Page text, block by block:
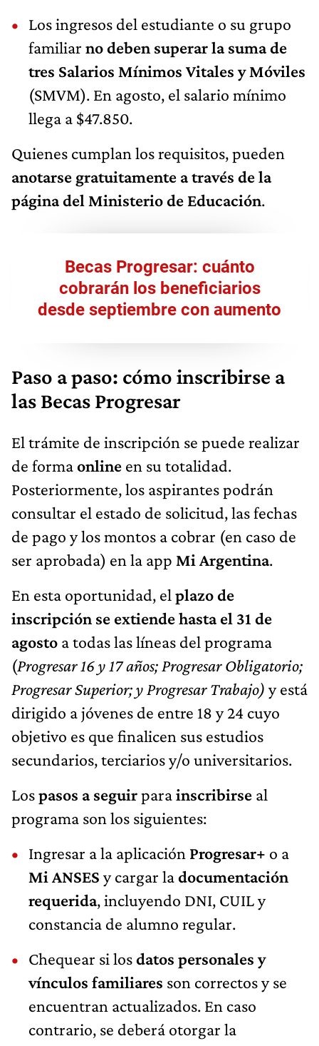
Los ingresos del estudiante o su grupo
familiar no deben superar la suma de
tres Salarios Mínimos Vitales y Móviles
(SMVM). En agosto, el salario mínimo
llega a $47.850.
Quienes cumplan los requisitos, pueden
anotarse gratuitamente a través de la
página del Ministerio de Educación.
Becas Progresar: cuánto
cobrarán los beneficiarios
desde septiembre con aumento
Paso a paso: cómo inscribirse a
las Becas Progresar
El trámite de inscripción se puede realizar
de formaonline en su totalidad.
Posteriormente, los aspirantes podrán
consultar el estado de solicitud, las fechas
de pago y los montos a cobrar (en caso de
ser aprobada) en la app Mi Argentina.
En esta oportunidad, el plazo de
inscripción se extiende hasta el 31 de
agosto a todas las líneas del programa
(Progresar 16 y 17 años; Progresar Obligatorio;
Progresar Superior; y Progresar Trabajo) y está
dirigido a jóvenes de entre 18 y 24 cuyo
objetivo es que finalicen sus estudios
secundarios, terciarios y/o universitarios.
Lospasos a seguirparainscribirse al
programa son los siguientes:
Ingresar a la aplicación Progresar+ o a
Mi ANSES y cargar ladocumentación
requerida, incluyendo DNI, CUIL y
constancia de alumno regular.
Chequear si losdatos personales y
vínculos familiares son correctos y se
encuentran actualizados. En caso
contrario, se deberá otorgar la